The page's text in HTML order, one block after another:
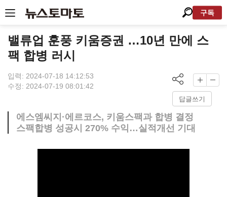
구독
밸류업 훈풍 키움증권 …10년 만에 스
팩 합병 러시
입력: 2024-07-18 14:12:53
수정: 2024-07-19 08:01:42
답글쓰기
에스엠씨지·에르코스, 키움스팩과 합병 결정
스팩합병 성공시 270% 수익…실적개선 기대